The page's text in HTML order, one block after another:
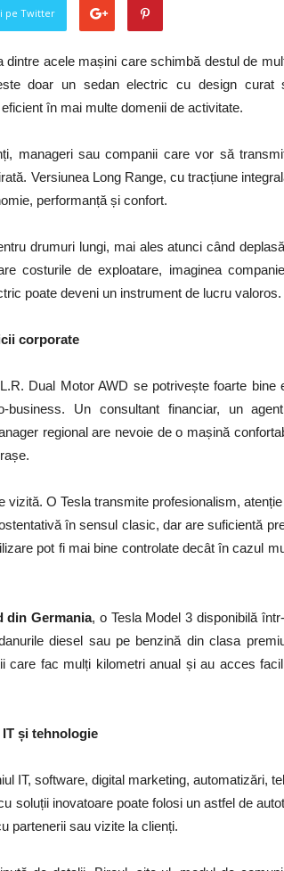
pe Twitter
dintre acele mașini care schimbă destul de
doar un sedan electric cu design curat
în mai multe domenii de activitate.
manageri sau companii care vor să
Versiunea Long Range, cu tracțiune
performanță și confort.
drumuri lungi, mai ales atunci când
costurile de exploatare, imaginea
poate deveni un instrument de lucru valoros.
corporate
Dual Motor AWD se potrivește foarte bine
business. Un consultant financiar, un
regional are nevoie de o mașină
O Tesla transmite profesionalism,
în sensul clasic, dar are suficientă
pot fi mai bine controlate decât în cazul
din Germania, o Tesla Model 3 disponibilă
diesel sau pe benzină din clasa
care fac mulți kilometri anual și au acces
și tehnologie
IT, software, digital marketing, automatizări,
soluții inovatoare poate folosi un astfel de
partenerii sau vizite la clienți.